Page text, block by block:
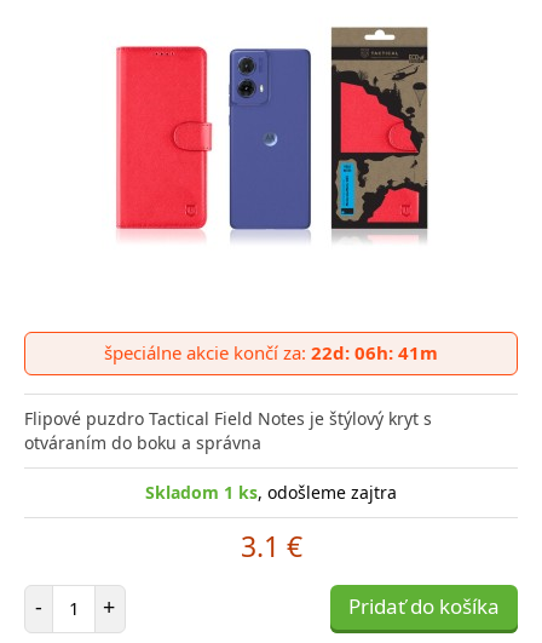
špeciálne akcie končí za: 22d: 06h: 41m
Flipové puzdro Tactical Field Notes je štýlový kryt s
otváraním do boku a správna
Skladom 1 ks, odošleme zajtra
3.1 €
- Počet položiek
+ Pridať do košíka